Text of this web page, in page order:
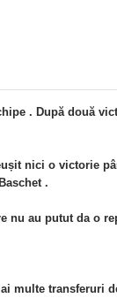
. După două
nici o victorie
.
nu au putut da o
multe transferuri